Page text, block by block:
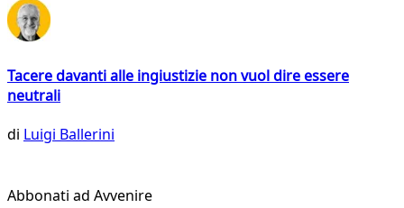
Tacere davanti alle ingiustizie non vuol dire essere
neutrali
di Luigi Ballerini
Abbonati ad Avvenire